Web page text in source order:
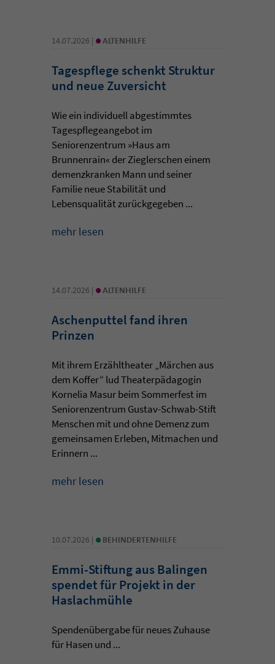
14.07.2026 | • ALTENHILFE
Tagespflege schenkt Struktur
und neue Zuversicht
Wie ein individuell abgestimmtes
Tagespflegeangebot im
Seniorenzentrum »Haus am
Brunnenrain« der Zieglerschen einem
demenzkranken Mann und seiner
Familie neue Stabilität und
Lebensqualität zurückgegeben ...
mehr lesen
14.07.2026 | • ALTENHILFE
Aschenputtel fand ihren
Prinzen
Mit ihrem Erzähltheater „Märchen aus
dem Koffer“ lud Theaterpädagogin
Kornelia Masur beim Sommerfest im
Seniorenzentrum Gustav-Schwab-Stift
Menschen mit und ohne Demenz zum
gemeinsamen Erleben, Mitmachen und
Erinnern ...
mehr lesen
10.07.2026 | • BEHINDERTENHILFE
Emmi-Stiftung aus Balingen
spendet für Projekt in der
Haslachmühle
Spendenübergabe für neues Zuhause
für Hasen und ...